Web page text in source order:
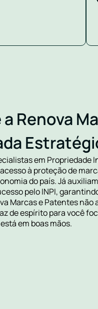
a Renova
em
à proteção de
do país. Já
pelo INPI,
Marcas e Patentes
de espírito para você
em boas mãos.